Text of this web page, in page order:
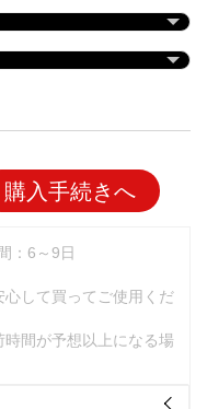
購入手続きへ
：6～9日
して買ってご使用くだ
間が予想以上になる場
